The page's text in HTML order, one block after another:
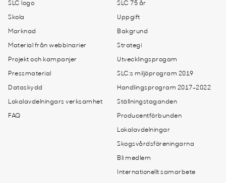
SLC logo
Skola
Marknad
Material från webbinarier
Projekt och kampanjer
Pressmaterial
Dataskydd
Lokalavdelningars verksamhet
FAQ
SLC 75 år
Uppgift
Bakgrund
Strategi
Utvecklingsprogam
SLC:s miljöprogram 2019
Handlingsprogram 2017-2022
Ställningstaganden
Producentförbunden
Lokalavdelningar
Skogsvårdsföreningarna
Bli medlem
Internationellt samarbete